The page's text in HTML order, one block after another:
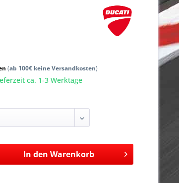
(ab 100€ keine Versandkosten)
ca. 1-3 Werktage
In den Warenkorb